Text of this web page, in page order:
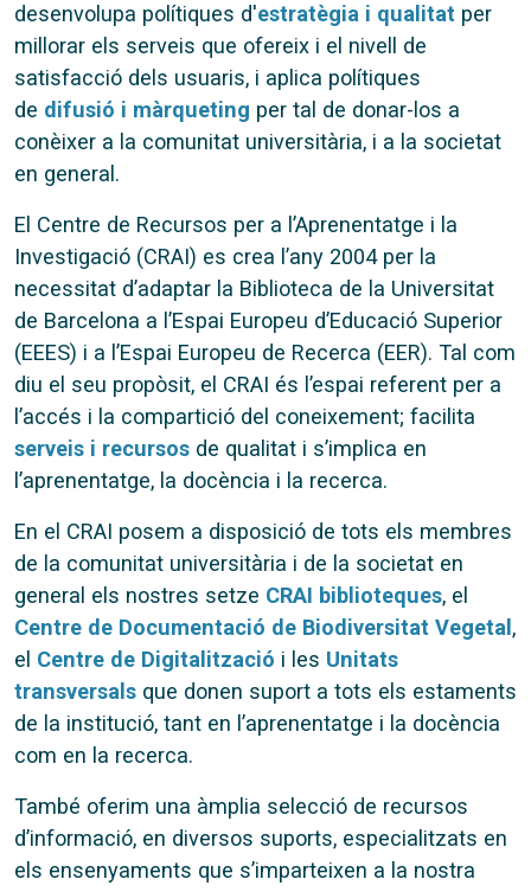
desenvolupa polítiques d'estratègia i qualitat per
millorar els serveis que ofereix i el nivell de
satisfacció dels usuaris, i aplica polítiques
de difusió i màrqueting per tal de donar-los a
conèixer a la comunitat universitària, i a la societat
en general.
El Centre de Recursos per a l’Aprenentatge i la
Investigació (CRAI) es crea l’any 2004 per la
necessitat d’adaptar la Biblioteca de la Universitat
de Barcelona a l’Espai Europeu d’Educació Superior
(EEES) i a l’Espai Europeu de Recerca (EER). Tal com
diu el seu propòsit, el CRAI és l’espai referent per a
l’accés i la compartició del coneixement; facilita
serveis i recursos de qualitat i s’implica en
l’aprenentatge, la docència i la recerca.
En el CRAI posem a disposició de tots els membres
de la comunitat universitària i de la societat en
general els nostres setze CRAI biblioteques, el
Centre de Documentació de Biodiversitat Vegetal ,
el Centre de Digitalització i les Unitats
transversals que donen suport a tots els estaments
de la institució, tant en l’aprenentatge i la docència
com en la recerca.
També oferim una àmplia selecció de recursos
d’informació, en diversos suports, especialitzats en
els ensenyaments que s’imparteixen a la nostra